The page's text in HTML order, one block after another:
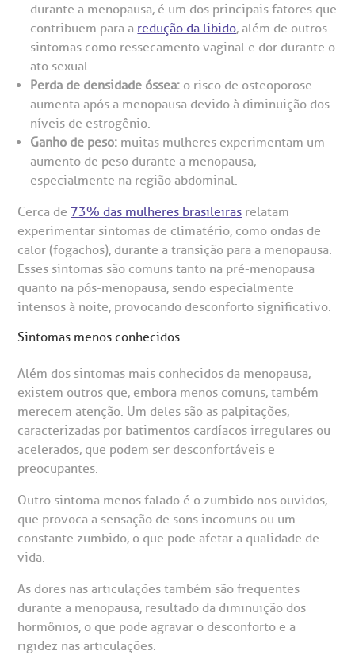
CEP: 01438-000 | Jardim Paulista
São Paulo - SP
durante a menopausa, é um dos principais fatores que
contribuem para a redução da libido, além de outros
sintomas como ressecamento vaginal e dor durante o
ato sexual​.
Perda de densidade óssea: o risco de osteoporose
aumenta após a menopausa devido à diminuição dos
níveis de estrogênio.
Ganho de peso: muitas mulheres experimentam um
aumento de peso durante a menopausa,
especialmente na região abdominal.
Cerca de 73% das mulheres brasileiras relatam
experimentar sintomas de climatério, como ondas de
calor (fogachos), durante a transição para a menopausa.
Esses sintomas são comuns tanto na pré-menopausa
quanto na pós-menopausa, sendo especialmente
intensos à noite, provocando desconforto significativo​.
Sintomas menos conhecidos
Além dos sintomas mais conhecidos da menopausa,
existem outros que, embora menos comuns, também
merecem atenção. Um deles são as palpitações,
caracterizadas por batimentos cardíacos irregulares ou
acelerados, que podem ser desconfortáveis e
preocupantes.
Outro sintoma menos falado é o zumbido nos ouvidos,
que provoca a sensação de sons incomuns ou um
constante zumbido, o que pode afetar a qualidade de
vida.
As dores nas articulações também são frequentes
durante a menopausa, resultado da diminuição dos
hormônios, o que pode agravar o desconforto e a
rigidez nas articulações.